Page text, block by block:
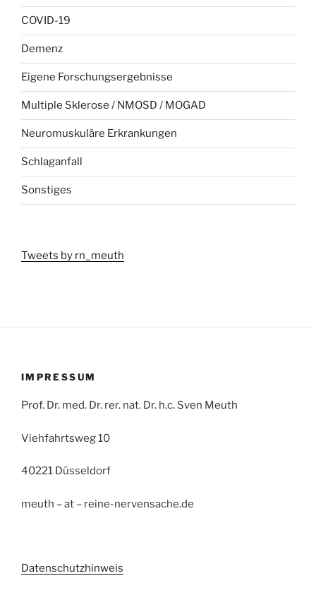
COVID-19
Demenz
Eigene Forschungsergebnisse
Multiple Sklerose / NMOSD / MOGAD
Neuromuskuläre Erkrankungen
Schlaganfall
Sonstiges
Tweets by rn_meuth
IMPRESSUM
Prof. Dr. med. Dr. rer. nat. Dr. h.c. Sven Meuth
Viehfahrtsweg 10
40221 Düsseldorf
meuth – at – reine-nervensache.de
Datenschutzhinweis